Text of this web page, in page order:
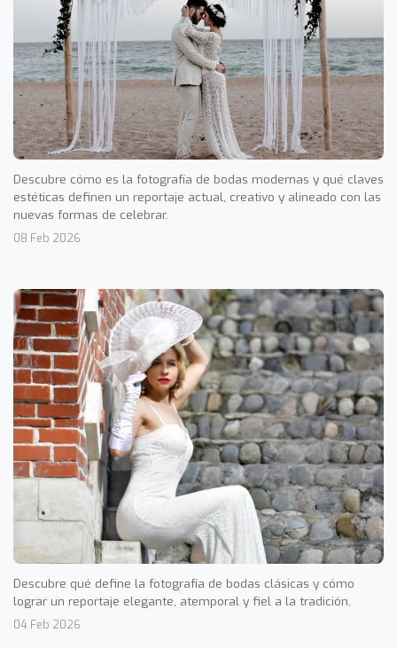
Descubre cómo es la fotografía de bodas modernas y qué claves
estéticas definen un reportaje actual, creativo y alineado con las
nuevas formas de celebrar.
08 Feb 2026
Descubre qué define la fotografía de bodas clásicas y cómo
lograr un reportaje elegante, atemporal y fiel a la tradición.
04 Feb 2026